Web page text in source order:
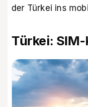
der Türkei ins
Türkei: